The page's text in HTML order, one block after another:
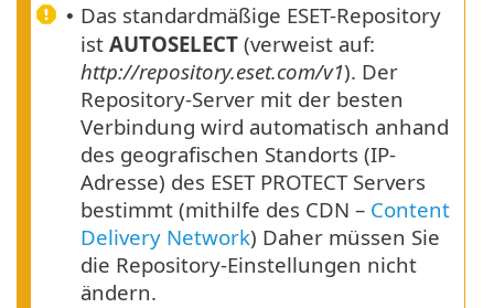
• Das standardmäßige ESET-Repository
ist AUTOSELECT (verweist auf:
http://repository.eset.com/v1). Der
Repository-Server mit der besten
Verbindung wird automatisch anhand
des geografischen Standorts (IP-
Adresse) des ESET PROTECT Servers
bestimmt (mithilfe des CDN – Content
Delivery Network) Daher müssen Sie
die Repository-Einstellungen nicht
ändern.